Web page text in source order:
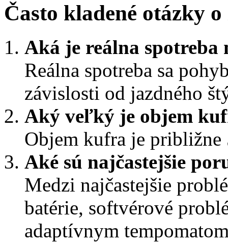
Často kladené otázky o
Aká je reálna spotreba
Reálna spotreba sa
závislosti od jazdného
Aký veľký je objem
Objem kufra je
Aké sú najčastejšie
Medzi najčastejšie
batérie, softvérové
adaptívnym